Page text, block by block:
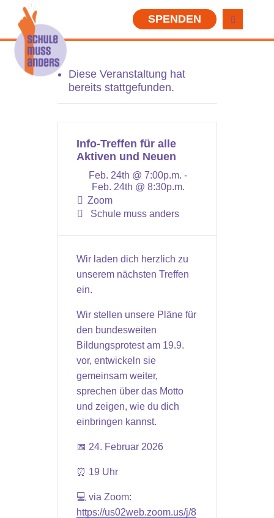
SPENDEN
Diese Veranstaltung hat
bereits stattgefunden.
Info-Treffen für alle
Aktiven und Neuen
Feb. 24th @ 7:00p.m. -
Feb. 24th @ 8:30p.m.
Zoom
Schule muss anders
Wir laden dich herzlich zu
unserem nächsten Treffen
ein.
Wir stellen unsere Pläne für
den bundesweiten
Bildungsprotest am 19.9.
vor, entwickeln sie
gemeinsam weiter,
sprechen über das Motto
und zeigen, wie du dich
einbringen kannst.
📅 24. Februar 2026
⏰ 19 Uhr
💻 via Zoom:
https://us02web.zoom.us/j/8